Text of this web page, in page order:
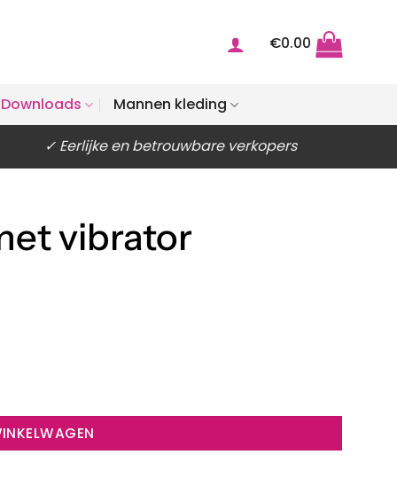
€0.00
Downloads Mannen kleding
✓ Eerlijke en betrouwbare verkopers
vibrator